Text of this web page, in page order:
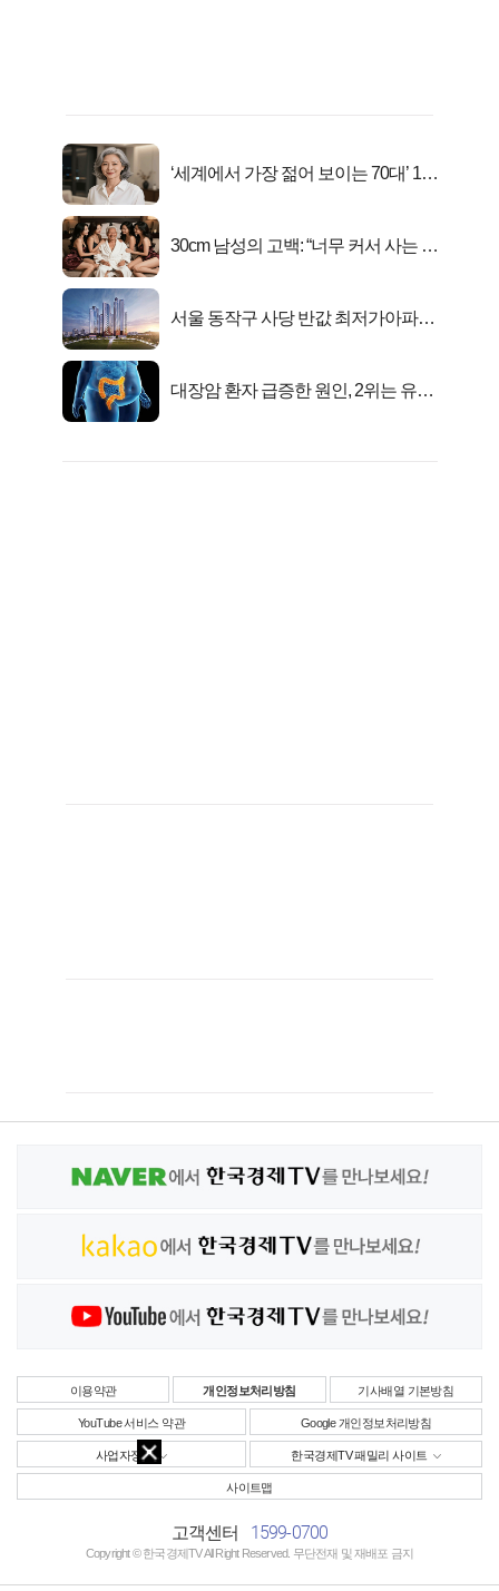
‘세계에서 가장 젊어 보이는 70대’ 1위
30cm 남성의 고백: “너무 커서 사는 게
서울 동작구 사당 반값 최저가아파트
대장암 환자 급증한 원인, 2위는 유산
이용약관 개인정보처리방침 기사배열 기본방침
YouTube 서비스 약관 Google 개인정보처리방침
사업자정보 한국경제TV 패밀리 사이트
사이트맵
고객센터 1599-0700
Copyright © 한국경제TV All Right Reserved. 무단전재 및 재배포 금지